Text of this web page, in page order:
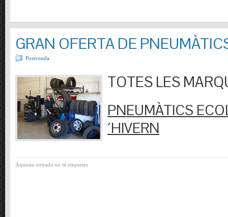
GRAN OFERTA DE
Postvenda
TOTES LES
PNEUMÀTICS
´HIVERN
Aquesta entrada no té etiquetes